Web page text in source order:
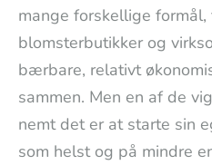
mange forskellige formål,
blomsterbutikker og
bærbare, relativt
sammen. Men en af de
nemt det er at starte sin
som helst og på mindre